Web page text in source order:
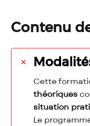
Contenu
Cette
théoriques
situation
Le